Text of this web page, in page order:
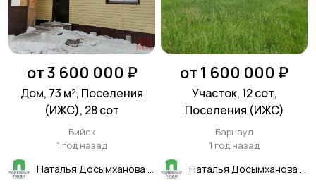
от 3 600 000 ₽
Дом, 73 м², Поселения
(ИЖС), 28 сот
Бийск
1 год назад
Наталья Досымханова
от 1 600 000 ₽
Участок, 12 сот,
Поселения (ИЖС)
Барнаул
1 год назад
Наталья Досымханова